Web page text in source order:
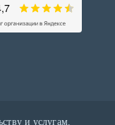
и услугам.